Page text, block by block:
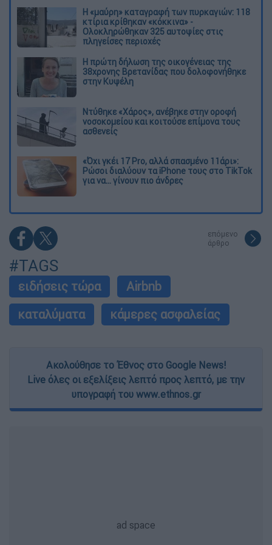
Η «μαύρη» καταγραφή των πυρκαγιών: 118
κτίρια κρίθηκαν «κόκκινα» -
Ολοκληρώθηκαν 325 αυτοψίες στις
πληγείσες περιοχές
Η πρώτη δήλωση της οικογένειας της
38χρονης Βρετανίδας που δολοφονήθηκε
στην Κυψέλη
Ντύθηκε «Χάρος», ανέβηκε στην οροφή
νοσοκομείου και κοιτούσε επίμονα τους
ασθενείς
«Όχι γκέι 17 Pro, αλλά σπασμένο 11άρι»:
Ρώσοι διαλύουν τα iPhone τους στο TikTok
για να... γίνουν πιο άνδρες
επόμενο
άρθρο
#TAGS
ειδήσεις τώρα
Airbnb
καταλύματα
κάμερες ασφαλείας
Ακολούθησε το Έθνος στο Google News!
Live όλες οι εξελίξεις λεπτό προς λεπτό, με την
υπογραφή του www.ethnos.gr